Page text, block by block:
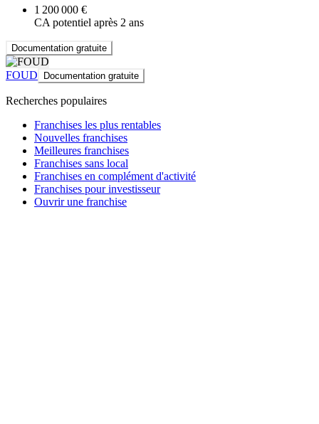
1 200 000 €
CA potentiel après 2 ans
Documentation gratuite
FOUD Documentation gratuite
Recherches populaires
Franchises les plus rentables
Nouvelles franchises
Meilleures franchises
Franchises sans local
Franchises en complément d'activité
Franchises pour investisseur
Ouvrir une franchise